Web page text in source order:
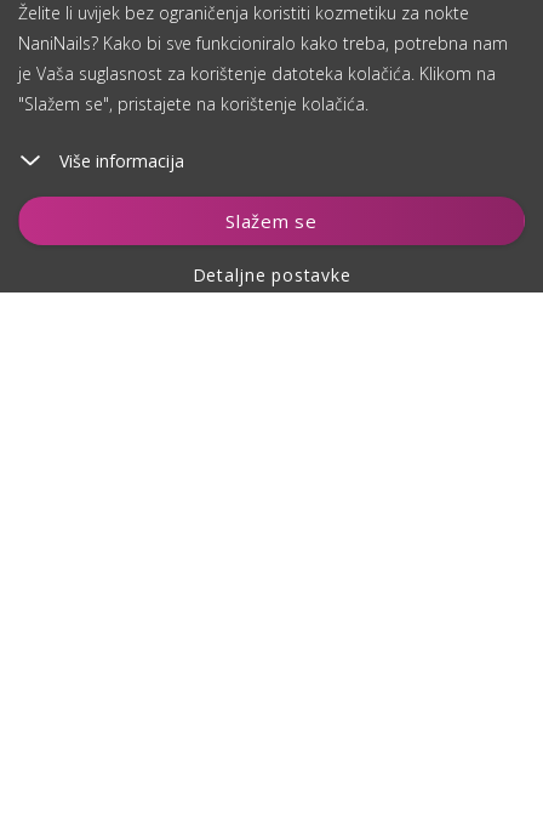
Želite li uvijek bez ograničenja koristiti kozmetiku za nokte
NaniNails? Kako bi sve funkcioniralo kako treba, potrebna nam
je Vaša suglasnost za korištenje datoteka kolačića. Klikom na
"Slažem se", pristajete na korištenje kolačića.
Više informacija
Slažem se
Detaljne postavke